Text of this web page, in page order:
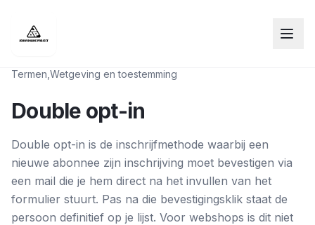
Termen Wetgeving en toestemming
Double opt-in
Double opt-in is de inschrijfmethode waarbij een
nieuwe abonnee zijn inschrijving moet bevestigen via
een mail die je hem direct na het invullen van het
formulier stuurt. Pas na die bevestigingsklik staat de
persoon definitief op je lijst. Voor webshops is dit niet